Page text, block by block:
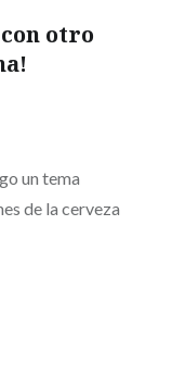
otro
un tema
de la cerveza